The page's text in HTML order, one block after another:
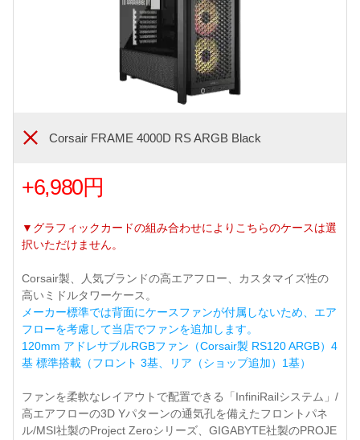
Corsair FRAME 4000D RS ARGB Black
+6,980円
▼グラフィックカードの組み合わせによりこちらのケースは選
択いただけません。
Corsair製、人気ブランドの高エアフロー、カスタマイズ性の
高いミドルタワーケース。
メーカー標準では背面にケースファンが付属しないため、エア
フローを考慮して当店でファンを追加します。
120mm アドレサブルRGBファン（Corsair製 RS120 ARGB）4
基 標準搭載（フロント 3基、リア（ショップ追加）1基）
ファンを柔軟なレイアウトで配置できる「InfiniRailシステム」/
高エアフローの3D Yパターンの通気孔を備えたフロントパネ
ル/MSI社製のProject Zeroシリーズ、GIGABYTE社製のPROJE